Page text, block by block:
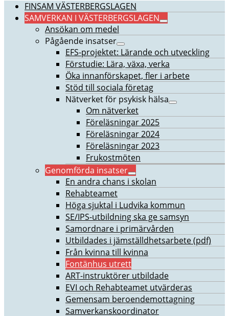
FINSAM VÄSTERBERGSLAGEN
SAMVERKAN I VÄSTERBERGSLAGEN
Ansökan om medel
Pågående insatser
EFS-projektet: Lärande och utveckling
Förstudie: Lära, växa, verka
Öka innanförskapet, fler i arbete
Stöd till sociala företag
Nätverket för psykisk hälsa
Om nätverket
Föreläsningar 2025
Föreläsningar 2024
Föreläsningar 2023
Frukostmöten
Genomförda insatser
En andra chans i skolan
Rehabteamet
Höga sjuktal i Ludvika kommun
SE/IPS-utbildning ska ge samsyn
Samordnare i primärvården
Utbildades i jämställdhetsarbete (pdf)
Från kvinna till kvinna
Fontänhus utrett
ART-instruktörer utbildade
EVI och Rehabteamet utvärderas
Gemensam beroendemottagning
Samverkanskoordinator